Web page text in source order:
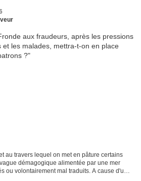
au travers lequel on met en pâture certains
démagogique alimentée par une mer
ou volontairement mal traduits. A cause d'une